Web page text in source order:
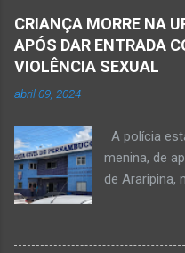
CRIANÇA MORRE NA
APÓS DAR ENTRADA
VIOLÊNCIA SEXUAL
abril 09, 2024
A polícia
menina, de
de Araripina,
morte a
feira (8), foi